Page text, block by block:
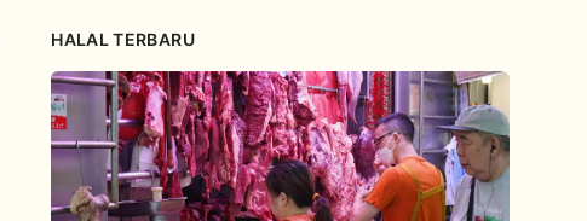
HALAL TERBARU